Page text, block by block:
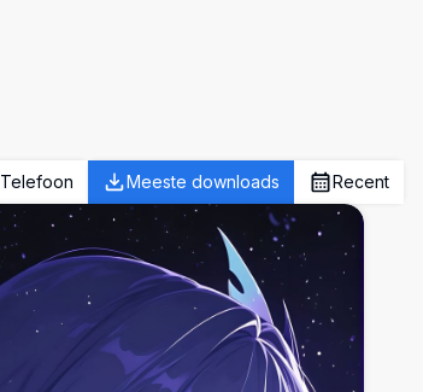
Telefoon Meeste downloads Recent